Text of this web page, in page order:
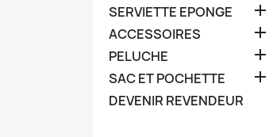
SERVIETTE EPONGE 
ACCESSOIRES 
PELUCHE 
SAC ET POCHETTE 
DEVENIR REVENDEUR